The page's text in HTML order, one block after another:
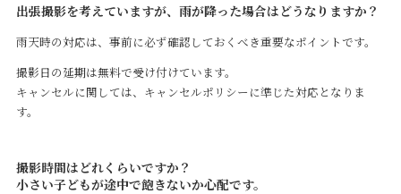
出張撮影を考えていますが、雨が降った場合はどうなりますか？
雨天時の対応は、事前に必ず確認しておくべき重要なポイントです。
撮影日の延期は無料で受け付けています。
キャンセルに関しては、キャンセルポリシーに準じた対応となりま
す。
撮影時間はどれくらいですか？
小さい子どもが途中で飽きないか心配です。